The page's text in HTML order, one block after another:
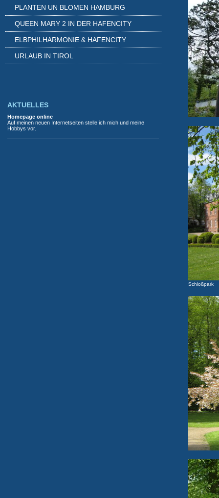
Schloßpark
PLANTEN UN BLOMEN HAMBURG
QUEEN MARY 2 IN DER HAFENCITY
ELBPHILHARMONIE & HAFENCITY
URLAUB IN TIROL
AKTUELLES
Homepage online
Auf meinen neuen Internetseiten stelle ich mich und meine
Hobbys vor.